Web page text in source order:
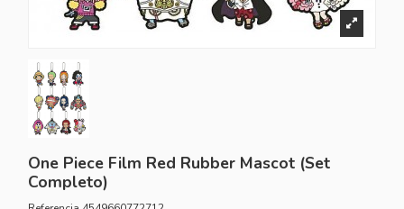
One Piece Film Red Rubber Mascot (Set
Completo)